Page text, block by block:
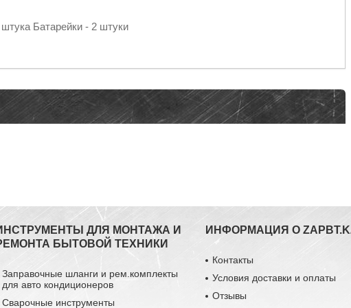
Батарейки - 2 штуки
ДЛЯ МОНТАЖА И
БЫТОВОЙ ТЕХНИКИ
Заправочные шланги и рем.комплекты
для авто кондиционеров
Сварочные инструменты
ИНФОРМАЦИЯ О
Контакты
Условия доставки и оплаты
Отзывы